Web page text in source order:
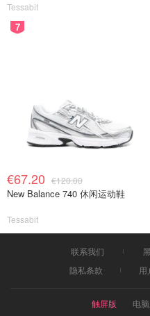
Tessabit
7
€67.20 €120.00
New Balance 740 休闲运动鞋
Tessabit
联系我们
隐私条款
用
触屏版 电